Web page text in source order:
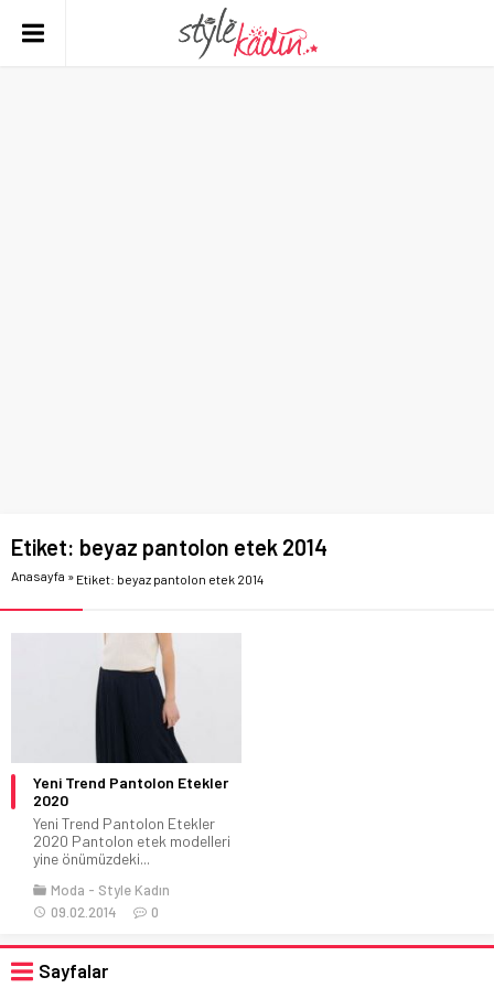
Etiket: beyaz pantolon etek 2014
Anasayfa » Etiket: beyaz pantolon etek 2014
Yeni Trend Pantolon Etekler
2020
Yeni Trend Pantolon Etekler
2020 Pantolon etek modelleri
yine önümüzdeki...
Moda
Style Kadın
09.02.2014
0
Sayfalar